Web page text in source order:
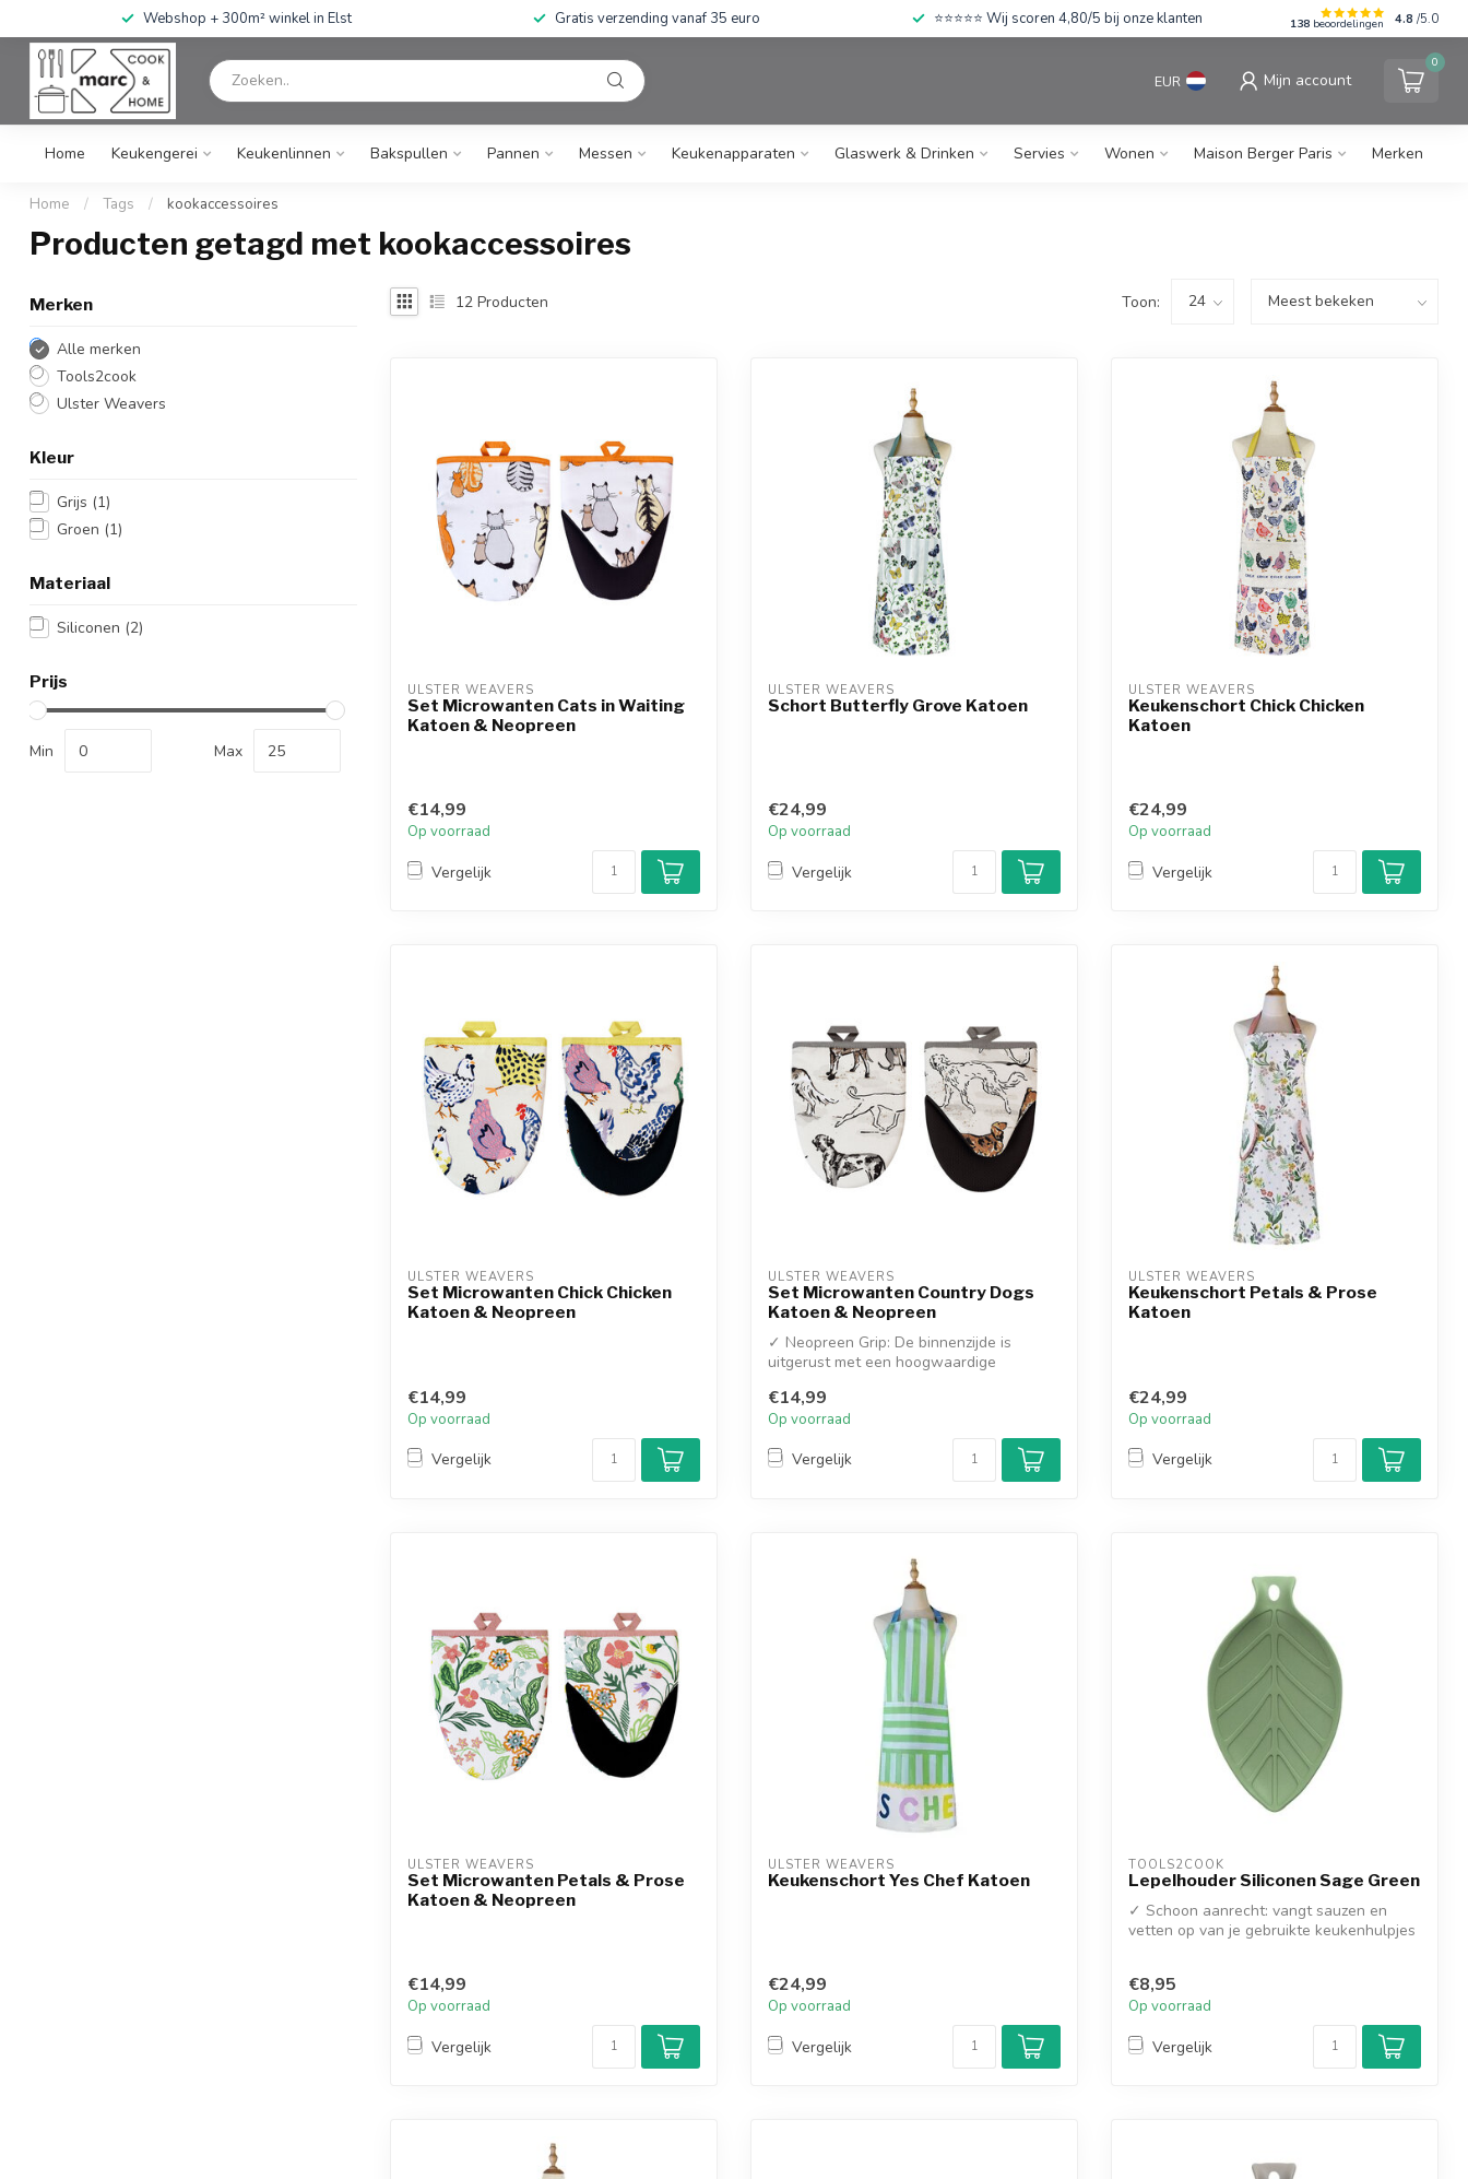
Webshop + 300m² winkel in Elst Gratis verzending vanaf 35 euro ⭐⭐⭐⭐⭐ Wij scoren 4,80/5 bij onze klanten 138 beoordelingen 4.8 /5.0
EUR Mijn account
0
Home Keukengerei Keukenlinnen Bakspullen Pannen Messen Keukenapparaten Glaswerk & Drinken Servies Wonen Maison Berger Paris Merken
Home / Tags / kookaccessoires
Producten getagd met kookaccessoires
Merken
Alle merken
Tools2cook
Ulster Weavers
Kleur
Grijs (1)
Groen (1)
Materiaal
Siliconen (2)
Prijs
Min Max
12 Producten Toon:
ULSTER WEAVERS
Set Microwanten Cats in Waiting
Katoen & Neopreen
€14,99
Op voorraad
Vergelijk
ULSTER WEAVERS
Schort Butterfly Grove Katoen
€24,99
Op voorraad
Vergelijk
ULSTER WEAVERS
Keukenschort Chick Chicken
Katoen
€24,99
Op voorraad
Vergelijk
ULSTER WEAVERS
Set Microwanten Chick Chicken
Katoen & Neopreen
€14,99
Op voorraad
Vergelijk
ULSTER WEAVERS
Set Microwanten Country Dogs
Katoen & Neopreen
✓ Neopreen Grip: De binnenzijde is
uitgerust met een hoogwaardige
€14,99
Op voorraad
Vergelijk
ULSTER WEAVERS
Keukenschort Petals & Prose
Katoen
€24,99
Op voorraad
Vergelijk
ULSTER WEAVERS
Set Microwanten Petals & Prose
Katoen & Neopreen
€14,99
Op voorraad
Vergelijk
ULSTER WEAVERS
Keukenschort Yes Chef Katoen
€24,99
Op voorraad
Vergelijk
TOOLS2COOK
Lepelhouder Siliconen Sage Green
✓ Schoon aanrecht: vangt sauzen en
vetten op van je gebruikte keukenhulpjes
€8,95
Op voorraad
Vergelijk